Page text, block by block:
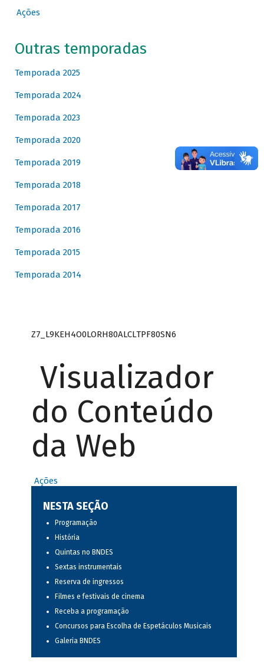
Ações
Outras temporadas
Temporada 2025
Temporada 2024
Temporada 2023
Temporada 2020
Temporada 2019
Temporada 2018
Temporada 2017
Temporada 2016
Temporada 2015
Temporada 2014
Z7_L9KEH4O0LORH80ALCLTPF80SN6
Visualizador
do Conteúdo
da Web
Ações
NESTA SEÇÃO
Programação
História
Quintas no BNDES
Sextas instrumentais
Reserva de ingressos
Filmes e festivais de cinema
Receba a programação
Concursos para Escolha de Espetáculos Musicais
Galeria BNDES